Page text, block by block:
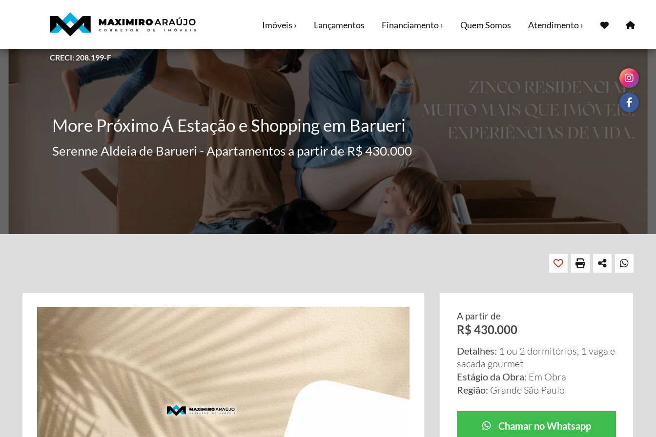
CRECI: 208.199-F
Imóveis › Lançamentos Financiamento › Quem Somos Atendimento ›
More Próximo Á Estação e Shopping em Barueri
Serenne Aldeia de Barueri - Apartamentos a partir de R$ 430.000
A partir de
R$ 430.000
Detalhes: 1 ou 2 dormitórios, 1 vaga e
sacada gourmet
Estágio da Obra: Em Obra
Região: Grande São Paulo
Chamar no Whatsapp